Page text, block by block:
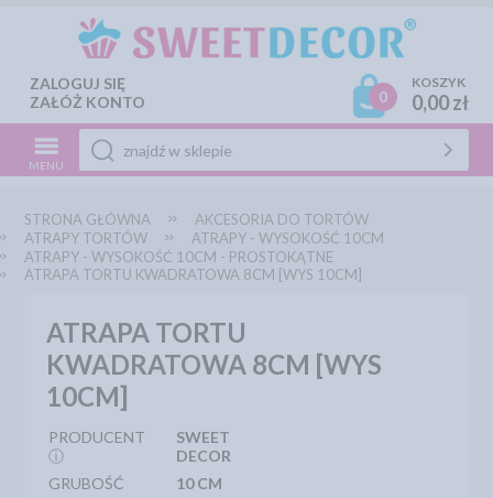
ZALOGUJ SIĘ
ZAŁÓŻ KONTO
0
KOSZYK
0,00 zł
MENU
STRONA GŁÓWNA
AKCESORIA DO TORTÓW
ATRAPY TORTÓW
ATRAPY - WYSOKOŚĆ 10CM
ATRAPY - WYSOKOŚĆ 10CM - PROSTOKĄTNE
ATRAPA TORTU KWADRATOWA 8CM [WYS 10CM]
ATRAPA TORTU
KWADRATOWA 8CM [WYS
10CM]
PRODUCENT
ⓘ
SWEET
DECOR
GRUBOŚĆ
10 CM